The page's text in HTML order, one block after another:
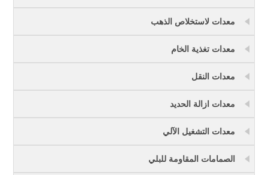
معدات لاستخلاص الذهب
معدات تغذية الخام
معدات النقل
معدات ازالة الحديد
معدات التشغيل الآلي
الصمامات المقاومة للبلي